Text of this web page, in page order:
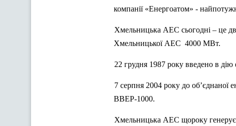
компанії «Енергоатом» -
Хмельницька АЕС сьогодні – це
Хмельницької АЕС 4000 МВт.
22 грудня 1987 року введено в
7 серпня 2004 року до об’єднаної
ВВЕР-1000.
Хмельницька АЕС щороку генерує